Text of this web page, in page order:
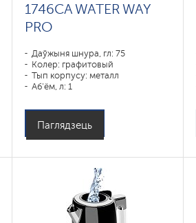
1746CA WATER WAY
PRO
Даўжыня шнура, гл: 75
Колер: графитовый
Тып корпусу: металл
Аб'ём, л: 1
Паглядзець